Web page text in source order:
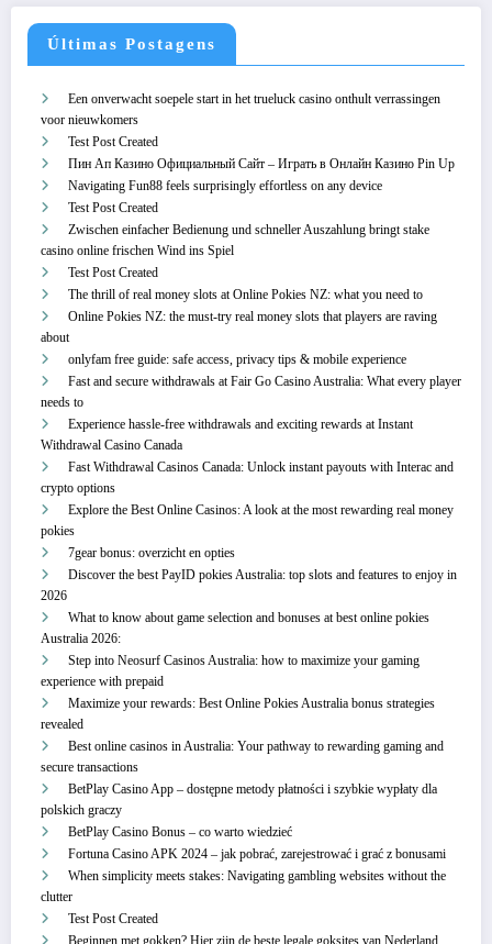
Últimas Postagens
Een onverwacht soepele start in het trueluck casino onthult verrassingen
voor nieuwkomers
Test Post Created
Пин Ап Казино Официальный Сайт – Играть в Онлайн Казино Pin Up
Navigating Fun88 feels surprisingly effortless on any device
Test Post Created
Zwischen einfacher Bedienung und schneller Auszahlung bringt stake
casino online frischen Wind ins Spiel
Test Post Created
The thrill of real money slots at Online Pokies NZ: what you need to
Online Pokies NZ: the must-try real money slots that players are raving
about
onlyfam free guide: safe access, privacy tips & mobile experience
Fast and secure withdrawals at Fair Go Casino Australia: What every player
needs to
Experience hassle-free withdrawals and exciting rewards at Instant
Withdrawal Casino Canada
Fast Withdrawal Casinos Canada: Unlock instant payouts with Interac and
crypto options
Explore the Best Online Casinos: A look at the most rewarding real money
pokies
7gear bonus: overzicht en opties
Discover the best PayID pokies Australia: top slots and features to enjoy in
2026
What to know about game selection and bonuses at best online pokies
Australia 2026:
Step into Neosurf Casinos Australia: how to maximize your gaming
experience with prepaid
Maximize your rewards: Best Online Pokies Australia bonus strategies
revealed
Best online casinos in Australia: Your pathway to rewarding gaming and
secure transactions
BetPlay Casino App – dostępne metody płatności i szybkie wypłaty dla
polskich graczy
BetPlay Casino Bonus – co warto wiedzieć
Fortuna Casino APK 2024 – jak pobrać, zarejestrować i grać z bonusami
When simplicity meets stakes: Navigating gambling websites without the
clutter
Test Post Created
Beginnen met gokken? Hier zijn de beste legale goksites van Nederland